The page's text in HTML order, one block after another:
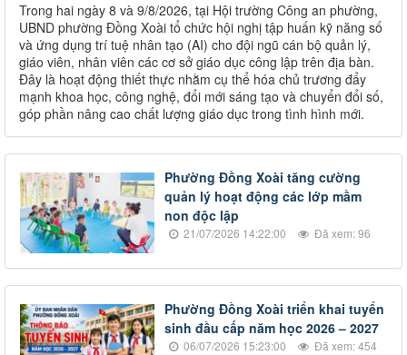
Trong hai ngày 8 và 9/8/2026, tại Hội trường Công an phường,
UBND phường Đồng Xoài tổ chức hội nghị tập huấn kỹ năng số
và ứng dụng trí tuệ nhân tạo (AI) cho đội ngũ cán bộ quản lý,
giáo viên, nhân viên các cơ sở giáo dục công lập trên địa bàn.
Đây là hoạt động thiết thực nhằm cụ thể hóa chủ trương đẩy
mạnh khoa học, công nghệ, đổi mới sáng tạo và chuyển đổi số,
góp phần nâng cao chất lượng giáo dục trong tình hình mới.
Phường Đồng Xoài tăng cường
quản lý hoạt động các lớp mầm
non độc lập
21/07/2026 14:22:00 Đã xem: 96
Phường Đồng Xoài triển khai tuyển
sinh đầu cấp năm học 2026 – 2027
06/07/2026 15:23:00 Đã xem: 454